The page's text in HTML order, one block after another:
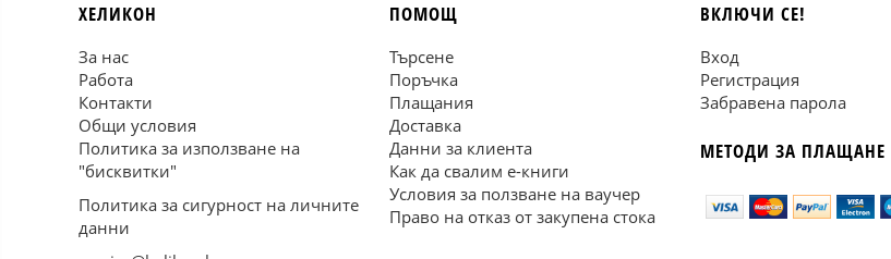
ХЕЛИКОН
За нас
Работа
Контакти
Общи условия
Политика за използване на
"бисквитки"
Политика за сигурност на личните
данни
ПОМОЩ
Търсене
Поръчка
Плащания
Доставка
Данни за клиента
Как да свалим е-книги
Условия за ползване на ваучер
Право на отказ от закупена стока
ВКЛЮЧИ СЕ!
Вход
Регистрация
Забравена парола
МЕТОДИ ЗА ПЛАЩАНЕ